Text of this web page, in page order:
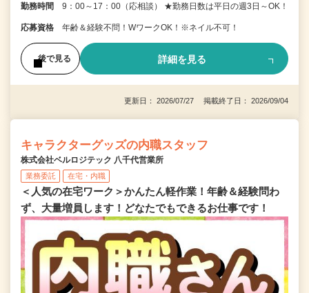
勤務時間 9：00～17：00（応相談） ★勤務日数は平日の週3日～OK！
応募資格 年齢＆経験不問！WワークOK！※ネイル不可！
後で見る 詳細を見る
更新日： 2026/07/27 掲載終了日： 2026/09/04
キャラクターグッズの内職スタッフ
株式会社ベルロジテック 八千代営業所
業務委託 在宅・内職
＜人気の在宅ワーク＞かんたん軽作業！年齢＆経験問わ
ず、大量増員します！どなたでもできるお仕事です！